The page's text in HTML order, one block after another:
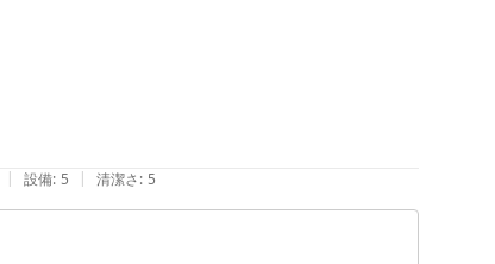
| 設備: 5 | 清潔さ: 5